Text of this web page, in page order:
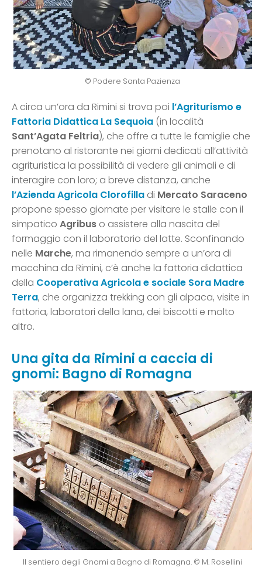
© Podere Santa Pazienza
A circa un’ora da Rimini si trova poi l’Agriturismo e
Fattoria Didattica La Sequoia (in località
Sant’Agata Feltria), che offre a tutte le famiglie che
prenotano al ristorante nei giorni dedicati all’attività
agrituristica la possibilità di vedere gli animali e di
interagire con loro; a breve distanza, anche
l’Azienda Agricola Clorofilla di Mercato Saraceno
propone spesso giornate per visitare le stalle con il
simpatico Agribus o assistere alla nascita del
formaggio con il laboratorio del latte. Sconfinando
nelle Marche, ma rimanendo sempre a un’ora di
macchina da Rimini, c’è anche la fattoria didattica
della Cooperativa Agricola e sociale Sora Madre
Terra, che organizza trekking con gli alpaca, visite in
fattoria, laboratori della lana, dei biscotti e molto
altro.
Una gita da Rimini a caccia di
gnomi: Bagno di Romagna
Il sentiero degli Gnomi a Bagno di Romagna. © M. Rosellini